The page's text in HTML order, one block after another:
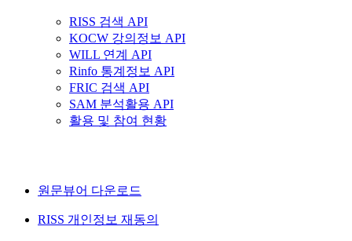
RISS 검색 API
KOCW 강의정보 API
WILL 연계 API
Rinfo 통계정보 API
FRIC 검색 API
SAM 분석활용 API
활용 및 참여 현황
원문뷰어 다운로드
RISS 개인정보 재동의